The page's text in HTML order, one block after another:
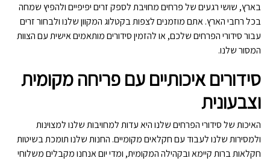
בארץ, שושי רגעים של פרחים מחויבת לספק זרים יפיפיים ולהפיץ שמחה
בכל רחבי הארץ. אתם מוזמנים לצפות בקטלוג המקוון שלנו ולבחור זרים
עבור סידורי הפרחים שלכם, או להזמין סידורים מותאמים אישית עם הצוות
המסור שלנו.
סידורים איכותיים עם פריחה מקומית
וצבעונית
האיכות של סידורי הפרחים שלנו היא עדות למחויבות שלנו למצוינות
ולמסירות שלנו לעבוד עם חקלאים מקומיים. החנות שלנו תומכת בשיטות
חקלאות ברות קיימא ובקהילה המקומית, ומדי יום אנחנו מקבלים משלוחי